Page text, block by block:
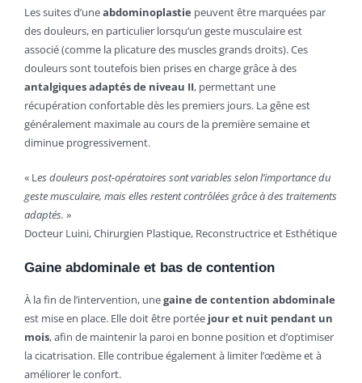
Les suites d’uneabdominoplastie peuvent être marquées par
des douleurs, en particulier lorsqu’un geste musculaire est
associé (comme la plicature des muscles grands droits). Ces
douleurs sont toutefois bien prises en charge grâce à des
antalgiques adaptés de niveau II, permettant une
récupération confortable dès les premiers jours. La gêne est
généralement maximale au cours de la première semaine et
diminue progressivement.
« Les douleurs post-opératoires sont variables selon l’importance du
geste musculaire, mais elles restent contrôlées grâce à des traitements
adaptés. »
Docteur Luini, Chirurgien Plastique, Reconstructrice et Esthétique
Gaine abdominale et bas de contention
À la fin de l’intervention, unegaine de contention abdominale
est mise en place. Elle doit être portée jour et nuit pendant un
mois, afin de maintenir la paroi en bonne position et d’optimiser
la cicatrisation. Elle contribue également à limiter l’œdème et à
améliorer le confort.